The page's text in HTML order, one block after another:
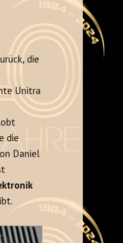
die
Unitra
die
Daniel